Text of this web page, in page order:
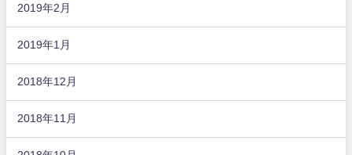
2019年2月
2019年1月
2018年12月
2018年11月